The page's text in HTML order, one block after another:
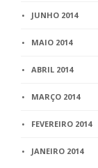
JUNHO 2014
MAIO 2014
ABRIL 2014
MARÇO 2014
FEVEREIRO 2014
JANEIRO 2014